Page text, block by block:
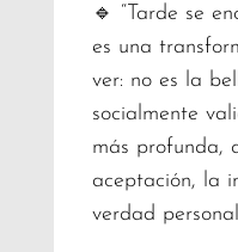
🔹 “Tarde se
es una
ver: no es la
socialmente
más profunda,
aceptación, la
verdad personal